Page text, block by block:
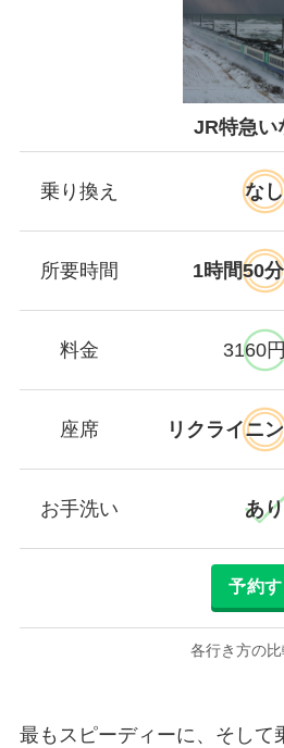
JR特急い
乗り換え なし
所要時間 1時間50
料金 3160
座席 リクライニ
お手洗い あり
予約
各行き方の比
最もスピーディーに、そして